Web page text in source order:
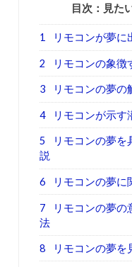
目次：見た
1 リモコンが夢に
2 リモコンの象徴
3 リモコンの夢の
4 リモコンが示す
5
リモコンの夢を
説
6 リモコンの夢に
7
リモコンの夢の
法
8 リモコンの夢を